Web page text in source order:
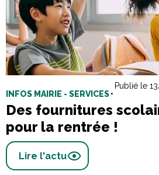
INFOS MAIRIE - SERVICES•
Publié le
Des fournitures
pour la rentrée !
Lire l'actu